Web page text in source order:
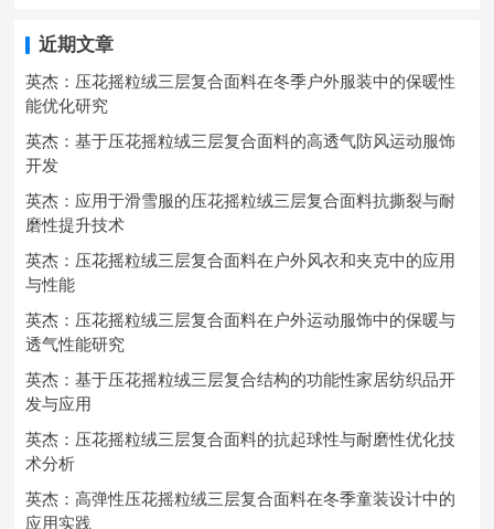
近期文章
英杰：压花摇粒绒三层复合面料在冬季户外服装中的保暖性
能优化研究
英杰：基于压花摇粒绒三层复合面料的高透气防风运动服饰
开发
英杰：应用于滑雪服的压花摇粒绒三层复合面料抗撕裂与耐
磨性提升技术
英杰：压花摇粒绒三层复合面料在户外风衣和夹克中的应用
与性能
英杰：压花摇粒绒三层复合面料在户外运动服饰中的保暖与
透气性能研究
英杰：基于压花摇粒绒三层复合结构的功能性家居纺织品开
发与应用
英杰：压花摇粒绒三层复合面料的抗起球性与耐磨性优化技
术分析
英杰：高弹性压花摇粒绒三层复合面料在冬季童装设计中的
应用实践